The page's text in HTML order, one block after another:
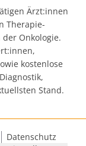
Ärzt:innen
Therapie-
Onkologie.
kostenlose
Stand.
Datenschutz